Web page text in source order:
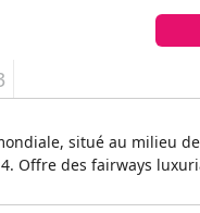
situé au milieu
Offre des fairways